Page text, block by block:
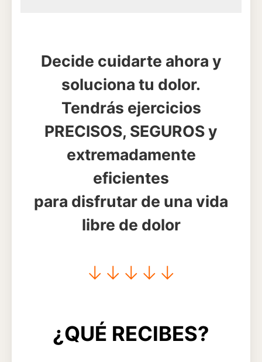
Decide cuidarte ahora y
soluciona tu dolor.
Tendrás ejercicios
PRECISOS, SEGUROS y
extremadamente
eficientes
para disfrutar de una vida
libre de dolor
↓ ↓ ↓ ↓ ↓
¿QUÉ RECIBES?